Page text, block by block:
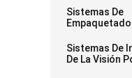
Sistemas De
Sistemas De
De La Visión